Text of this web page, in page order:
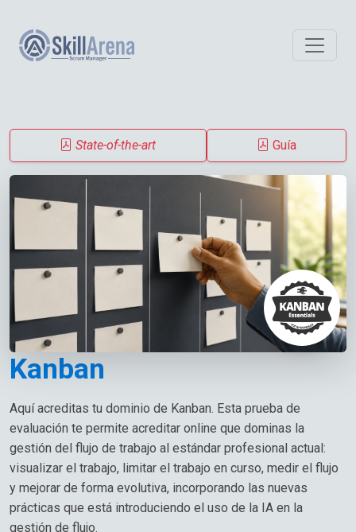
State-of-the-art Guía
Kanban
Aquí acreditas tu dominio de Kanban. Esta prueba de
evaluación te permite acreditar online que dominas la
gestión del flujo de trabajo al estándar profesional actual:
visualizar el trabajo, limitar el trabajo en curso, medir el flujo
y mejorar de forma evolutiva, incorporando las nuevas
prácticas que está introduciendo el uso de la IA en la
gestión de flujo.